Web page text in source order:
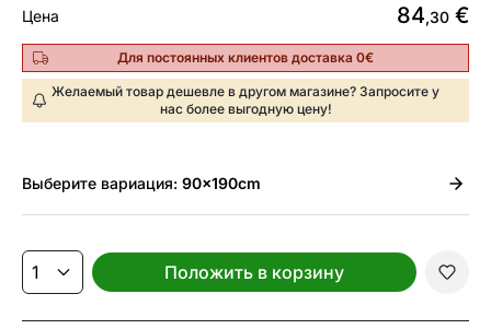
Цена 84,30 €
Для постоянных клиентов доставка 0€
Желаемый товар дешевле в другом магазине? Запросите у
нас более выгодную цену!
Выберите вариация: 90x190cm
Положить в корзину